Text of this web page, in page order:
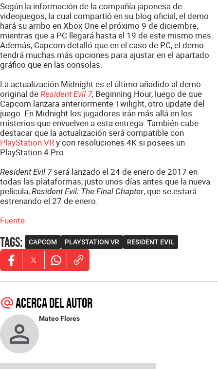
Según la información de la compañía japonesa de
videojuegos, la cual compartió en su blog oficial, el demo
hará su arribo en Xbox One el próximo 9 de diciembre,
mientras que a PC llegará hasta el 19 de este mismo mes.
Además, Capcom detalló que en el caso de PC, el demo
tendrá muchas más opciones para ajustar en el apartado
gráfico que en las consolas.
La actualización Midnight es el último añadido al demo
original de Resident Evil 7, Beginning Hour, luego de que
Capcom lanzara anteriormente Twilight, otro update del
juego. En Midnight los jugadores irán más allá en los
misterios que envuelven a esta entrega. También cabe
destacar que la actualización será compatible con
PlayStation VRy con resoluciones 4K si posees un
PlayStation 4 Pro.
Resident Evil 7será lanzado el 24 de enero de 2017 en
todas las plataformas, justo unos días antes que la nueva
película, Resident Evil: The Final Chapter, que se estará
estrenando el 27 de enero.
Fuente
Tags: CAPCOM PLAYSTATION VR RESIDENT EVIL
Opens in new window
Opens in new window
Opens in new window
Acerca del autor
Mateo Flores